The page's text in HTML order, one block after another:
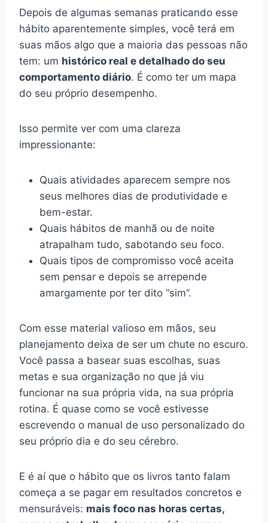
Depois de algumas semanas praticando esse
hábito aparentemente simples, você terá em
suas mãos algo que a maioria das pessoas não
tem: um histórico real e detalhado do seu
comportamento diário. É como ter um mapa
do seu próprio desempenho.
Isso permite ver com uma clareza
impressionante:
Quais atividades aparecem sempre nos
seus melhores dias de produtividade e
bem-estar.
Quais hábitos de manhã ou de noite
atrapalham tudo, sabotando seu foco.
Quais tipos de compromisso você aceita
sem pensar e depois se arrepende
amargamente por ter dito “sim”.
Com esse material valioso em mãos, seu
planejamento deixa de ser um chute no escuro.
Você passa a basear suas escolhas, suas
metas e sua organização no que já viu
funcionar na sua própria vida, na sua própria
rotina. É quase como se você estivesse
escrevendo o manual de uso personalizado do
seu próprio dia e do seu cérebro.
E é aí que o hábito que os livros tanto falam
começa a se pagar em resultados concretos e
mensuráveis: mais foco nas horas certas,